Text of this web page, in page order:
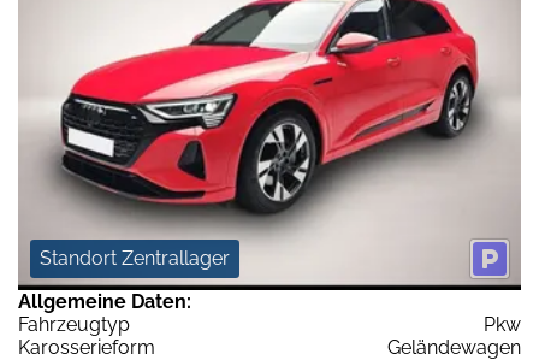
Standort Zentrallager
Allgemeine Daten:
Fahrzeugtyp
Pkw
Karosserieform
Geländewagen